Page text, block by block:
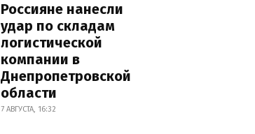
Россияне нанесли
удар по складам
логистической
компании в
Днепропетровской
области
7 АВГУСТА, 16:32